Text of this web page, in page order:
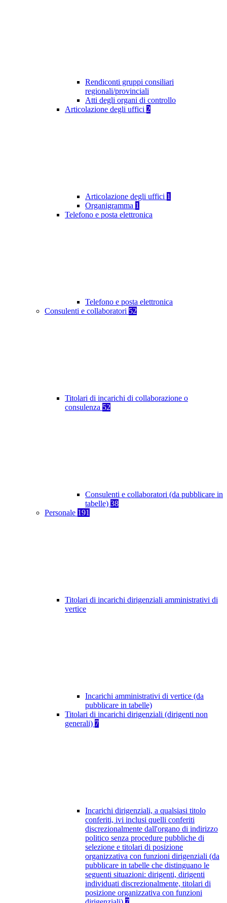
Rendiconti gruppi consiliari
regionali/provinciali
Atti degli organi di controllo
Articolazione degli uffici 2
Articolazione degli uffici 1
Organigramma 1
Telefono e posta elettronica
Telefono e posta elettronica
Consulenti e collaboratori 52
Titolari di incarichi di collaborazione o
consulenza 52
Consulenti e collaboratori (da pubblicare in
tabelle) 38
Personale 191
Titolari di incarichi dirigenziali amministrativi di
vertice
Incarichi amministrativi di vertice (da
pubblicare in tabelle)
Titolari di incarichi dirigenziali (dirigenti non
generali) 7
Incarichi dirigenziali, a qualsiasi titolo
conferiti, ivi inclusi quelli conferiti
discrezionalmente dall'organo di indirizzo
politico senza procedure pubbliche di
selezione e titolari di posizione
organizzativa con funzioni dirigenziali (da
pubblicare in tabelle che distinguano le
seguenti situazioni: dirigenti, dirigenti
individuati discrezionalmente, titolari di
posizione organizzativa con funzioni